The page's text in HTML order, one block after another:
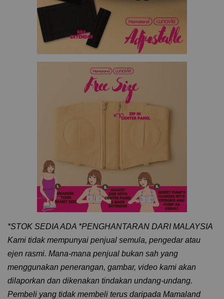
*STOK SEDIA ADA *PENGHANTARAN DARI MALAYSIA
️Kami tidak mempunyai penjual semula, pengedar atau
ejen rasmi. Mana‑mana penjual bukan sah yang
menggunakan penerangan, gambar, video kami akan
dilaporkan dan dikenakan tindakan undang‑undang.
Pembeli yang tidak membeli terus daripada Mamaland